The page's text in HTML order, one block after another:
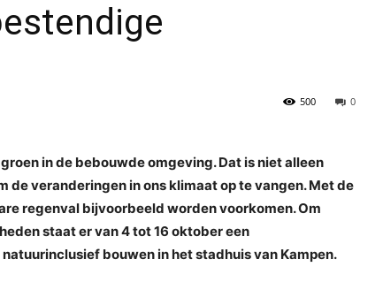
0
500
in de bebouwde omgeving. Dat is niet alleen
de veranderingen in ons klimaat op te vangen. Met de
regenval bijvoorbeeld worden voorkomen. Om
staat er van 4 tot 16 oktober een
bouwen in het stadhuis van Kampen.